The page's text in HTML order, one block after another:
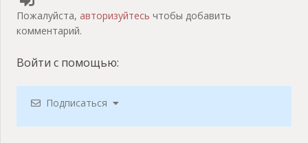
Пожалуйста, авторизуйтесь чтобы добавить
комментарий.
Войти с помощью:
Подписаться